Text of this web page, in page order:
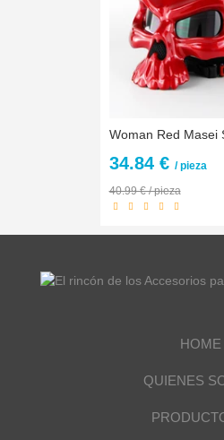
34.84 € / pieza
40.99 € / pieza
HOME
QUIENES